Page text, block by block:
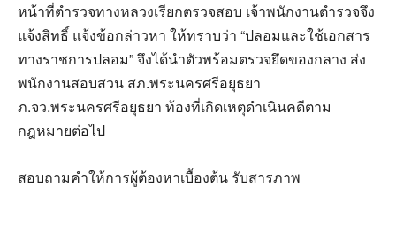
หน้าที่ตำรวจทางหลวงเรียกตรวจสอบ เจ้าพนักงานตำรวจจึง
แจ้งสิทธิ์ แจ้งข้อกล่าวหา ให้ทราบว่า “ปลอมและใช้เอกสาร
ทางราชการปลอม” จึงได้นำตัวพร้อมตรวจยึดของกลาง ส่ง
พนักงานสอบสวน สภ.พระนครศรีอยุธยา
ภ.จว.พระนครศรีอยุธยา ท้องที่เกิดเหตุดำเนินคดีตาม
กฎหมายต่อไป
สอบถามคำให้การผู้ต้องหาเบื้องต้น รับสารภาพ